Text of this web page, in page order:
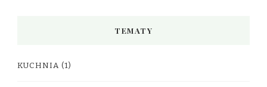
TEMATY
KUCHNIA (1)